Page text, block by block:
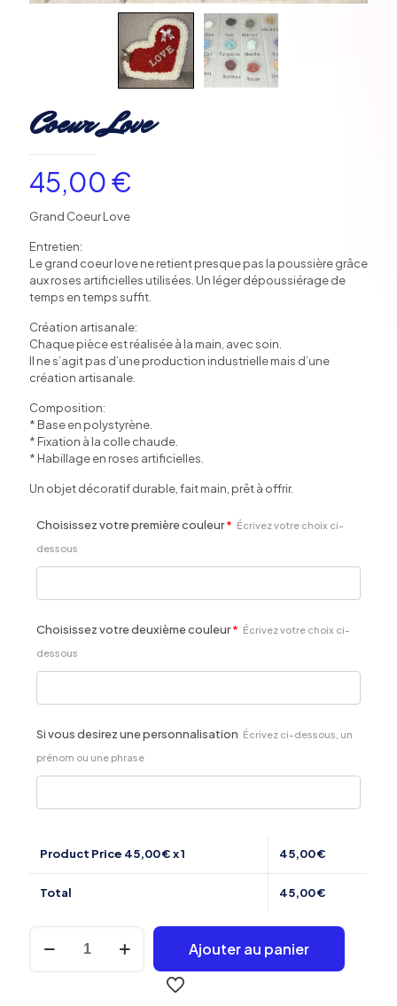
Coeur Love
45,00€
Grand Coeur Love
Entretien:
Legrand coeur loveneretientpresquepas la poussièregrâce
auxroses artificielles utilisées Un légerdépoussiéragede
temps entempssuffit
Création artisanale:
Chaque pièce est réalisée à la main, avec soin.
Il ne s’agit pas d’une production industrielle mais d’une
création artisanale.
Composition:
* Base en polystyrène.
* Fixation à la colle chaude.
* Habillage en roses artificielles.
Un objetdécoratifdurable faitmain prêtà offrir.
Choisissez votre première couleur* Écrivez votre choix ci-
dessous
Choisissez votre deuxième couleur* Écrivez votre choix ci-
dessous
Si vous desirez une personnalisation Écrivez ci-dessous, un
prénom ou une phrase
Product Price 45,00€ x 1 45,00€
Total 45,00€
quantité
Coeur
Ajouter au panier